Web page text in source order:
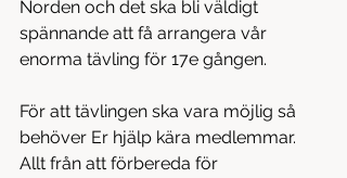
Norden och det ska bli väldigt
spännande att få arrangera vår
enorma tävling för 17e gången.
För att tävlingen ska vara möjlig så
behöver Er hjälp kära medlemmar.
Allt från att förbereda för